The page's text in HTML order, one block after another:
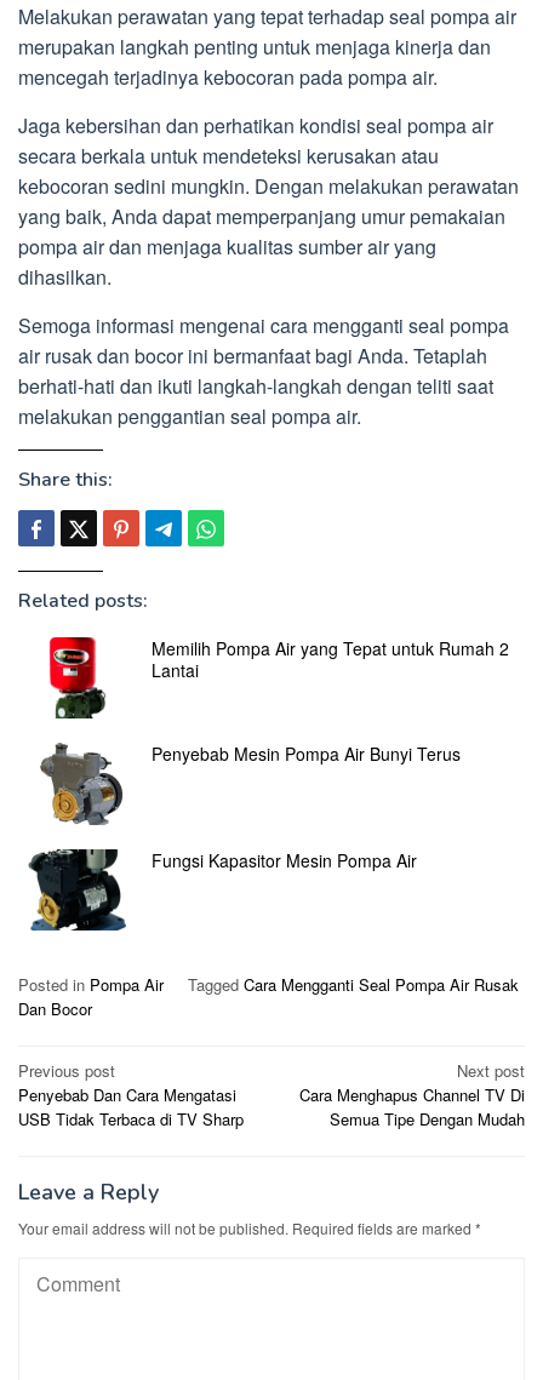
Melakukan perawatan yang tepat terhadap seal pompa air
merupakan langkah penting untuk menjaga kinerja dan
mencegah terjadinya kebocoran pada pompa air.
Jaga kebersihan dan perhatikan kondisi seal pompa air
secara berkala untuk mendeteksi kerusakan atau
kebocoran sedini mungkin. Dengan melakukan perawatan
yang baik, Anda dapat memperpanjang umur pemakaian
pompa air dan menjaga kualitas sumber air yang
dihasilkan.
Semoga informasi mengenai cara mengganti seal pompa
air rusak dan bocor ini bermanfaat bagi Anda. Tetaplah
berhati-hati dan ikuti langkah-langkah dengan teliti saat
melakukan penggantian seal pompa air.
Share this:
Related posts:
Memilih Pompa Air yang Tepat untuk Rumah 2
Lantai
Penyebab Mesin Pompa Air Bunyi Terus
Fungsi Kapasitor Mesin Pompa Air
Posted in Pompa Air Tagged Cara Mengganti Seal Pompa Air Rusak
Dan Bocor
Post
navigation
Previous post
Penyebab Dan Cara Mengatasi
USB Tidak Terbaca di TV Sharp
Next post
Cara Menghapus Channel TV Di
Semua Tipe Dengan Mudah
Leave a Reply
Your email address will not be published. Required fields are marked *